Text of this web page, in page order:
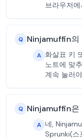
브라우저
Q Ninjamuffin의
A 화살표 키
노트에 맞
계속 눌러
Q Ninjamuffin은
A 네,
Sprunki(스